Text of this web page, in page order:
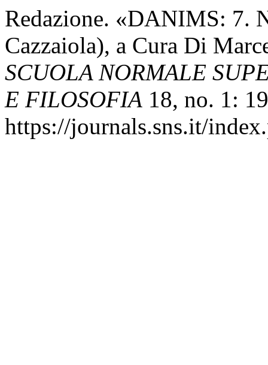
Redazione. «DANIMS: 7.
Cazzaiola), a Cura Di
SCUOLA NORMALE
E FILOSOFIA 18, no. 1:
https://journals.sns.it/